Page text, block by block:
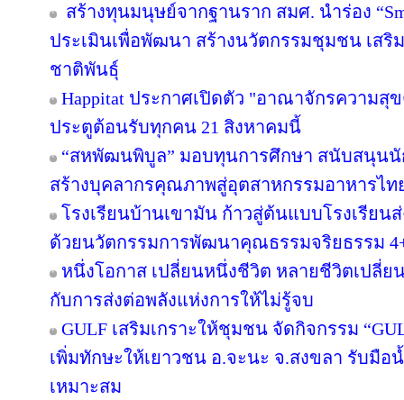
สร้างทุนมนุษย์จากฐานราก สมศ. นำร่อง
ประเมินเพื่อพัฒนา สร้างนวัตกรรมชุมชน เส
ชาติพันธุ์
Happitat ประกาศเปิดตัว "อาณาจักรความ
ประตูต้อนรับทุกคน 21 สิงหาคมนี้
“สหพัฒนพิบูล” มอบทุนการศึกษา สนับสนุนนั
สร้างบุคลากรคุณภาพสู่อุตสาหกรรมอาหารไท
โรงเรียนบ้านเขามัน ก้าวสู่ต้นแบบโรงเรียน
ด้วยนวัตกรรมการพัฒนาคุณธรรมจริยธรรม
หนึ่งโอกาส เปลี่ยนหนึ่งชีวิต หลายชีวิตเปลี่ย
กับการส่งต่อพลังแห่งการให้ไม่รู้จบ
GULF เสริมเกราะให้ชุมชน จัดกิจกรรม
เพิ่มทักษะให้เยาวชน อ.จะนะ จ.สงขลา รับมือ
เหมาะสม